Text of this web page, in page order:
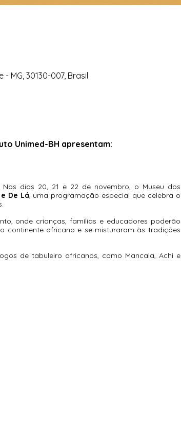
MG, 30130-007, Brasil
Unimed-BH apresentam:
dias 20, 21 e 22 de novembro, o Museu dos
De Lá, uma programação especial que celebra o
onde crianças, famílias e educadores poderão
continente africano e se misturaram às tradições
de tabuleiro africanos, como Mancala, Achi e